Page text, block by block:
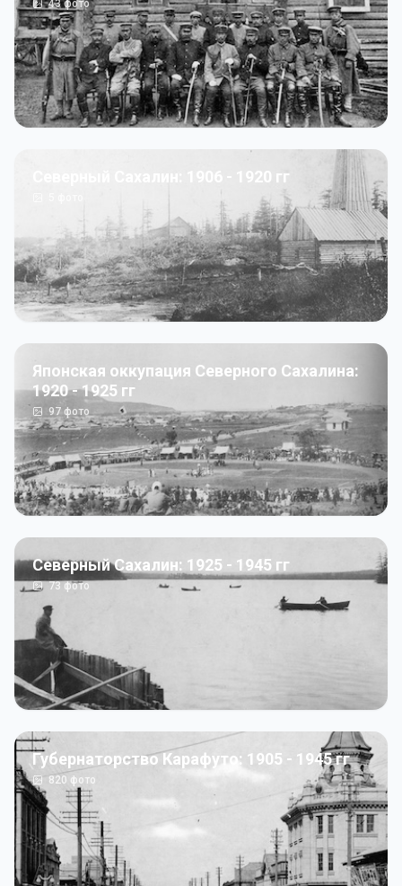
43фото
Северный Сахалин: 1906 - 1920 гг
Японская оккупация Северного Сахалина:
1920 - 1925 гг
97 фото
Северный Сахалин: 1925 - 1945 гг
73фото
Губернаторство Карафуто: 1905 - 1945 гг
820 фото